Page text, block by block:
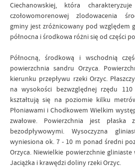
Ciechanowskiej, która
czołowomorenowej zlodowacenia
gminy jest zróżnicowany pod względem
północna i środkowa różni się od części
Północną, środkową i wschodnią
powierzchnia sandru Orzyca.
kierunku przepływu rzeki Orzyc.
na wysokości bezwzględnej rzędu
kształtują się na poziomie kilku
Płoniawami i Chodkowem Wielkim
zwałowe. Powierzchnia jest płaska
bezodpływowymi. Wysoczyzna
wyniesiona ok. 7 - 10 m ponad średni
Orzyca. Niewielkie powierzchnie
Jaciążka i krawędzi doliny rzeki Orzyc.